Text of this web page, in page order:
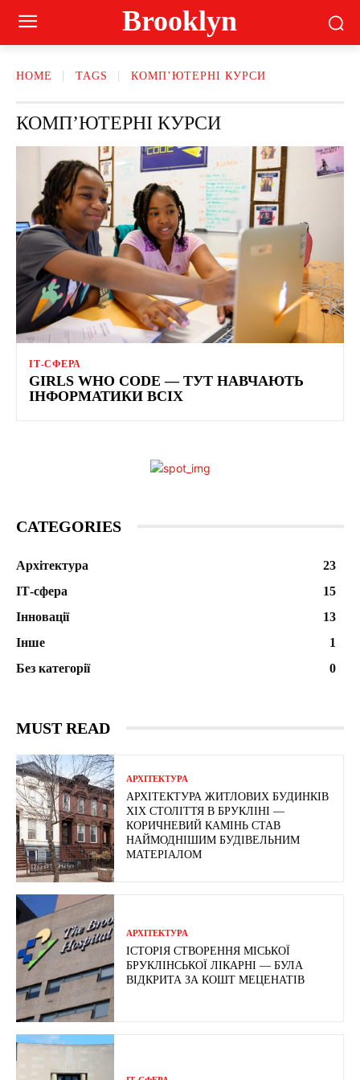
Brooklyn
HOME TAGS КОМП’ЮТЕРНІ КУРСИ
КОМП’ЮТЕРНІ КУРСИ
ІТ-СФЕРА
GIRLS WHO CODE — ТУТ НАВЧАЮТЬ
ІНФОРМАТИКИ ВСІХ
CATEGORIES
Архітектура
23
ІТ-сфера
15
Інновації
13
Інше
1
Без категорії
0
MUST READ
АРХІТЕКТУРА
АРХІТЕКТУРА ЖИТЛОВИХ БУДИНКІВ
ХІХ СТОЛІТТЯ В БРУКЛІНІ —
КОРИЧНЕВИЙ КАМІНЬ СТАВ
НАЙМОДНІШИМ БУДІВЕЛЬНИМ
МАТЕРІАЛОМ
АРХІТЕКТУРА
ІСТОРІЯ СТВОРЕННЯ МІСЬКОЇ
БРУКЛІНСЬКОЇ ЛІКАРНІ — БУЛА
ВІДКРИТА ЗА КОШТ МЕЦЕНАТІВ